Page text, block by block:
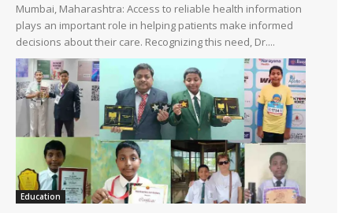
Mumbai, Maharashtra: Access to reliable health information
plays an important role in helping patients make informed
decisions about their care. Recognizing this need, Dr....
Education